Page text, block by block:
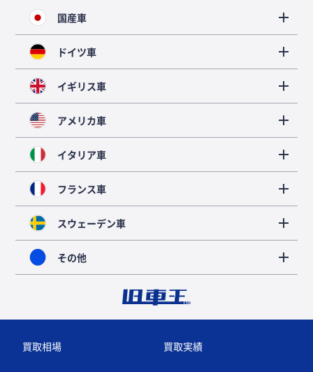
国産車
ドイツ車
イギリス車
アメリカ車
イタリア車
フランス車
スウェーデン車
その他
買取相場 買取実績